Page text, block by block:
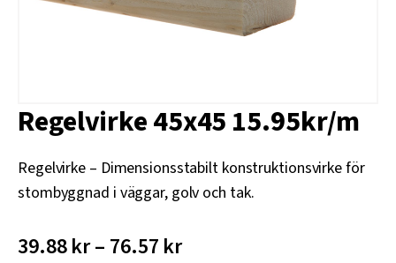
Regelvirke 45x45 15.95kr/m
Regelvirke – Dimensionsstabilt konstruktionsvirke för
stombyggnad i väggar, golv och tak.
39.88 kr – 76.57 kr